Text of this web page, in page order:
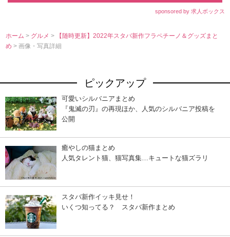
sponsored by 求人ボックス
ホーム > グルメ>
【随時更新】2022年スタバ新作フラペチーノ＆グッズまと
め> 画像・写真詳細
ピックアップ
可愛いシルバニアまとめ
『鬼滅の刃』の再現ほか、人気のシルバニア投稿を
公開
癒やしの猫まとめ
人気タレント猫、猫写真集…キュートな猫ズラリ
スタバ新作イッキ見せ！
いくつ知ってる？ スタバ新作まとめ